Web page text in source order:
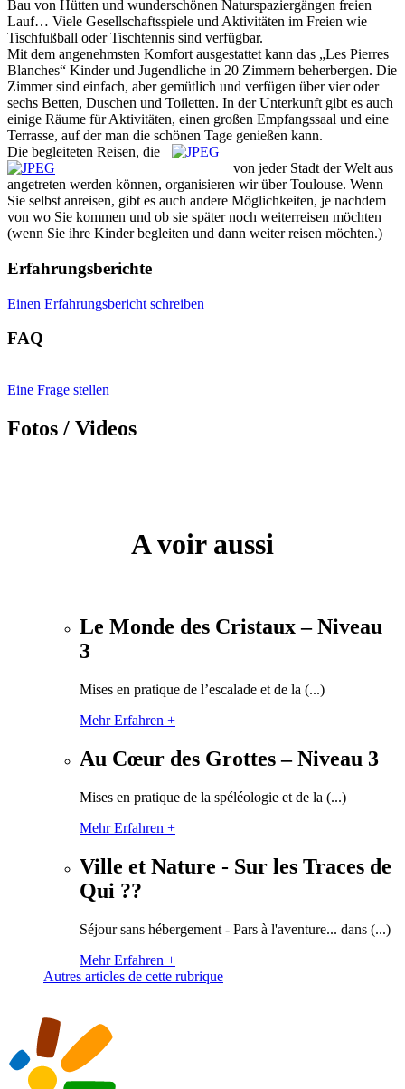
Bau von Hütten und wunderschönen Naturspaziergängen freien
Lauf… Viele Gesellschaftsspiele und Aktivitäten im Freien wie
Tischfußball oder Tischtennis sind verfügbar.
Mit dem angenehmsten Komfort ausgestattet kann das „Les Pierres
Blanches“ Kinder und Jugendliche in 20 Zimmern beherbergen. Die
Zimmer sind einfach, aber gemütlich und verfügen über vier oder
sechs Betten, Duschen und Toiletten. In der Unterkunft gibt es auch
einige Räume für Aktivitäten, einen großen Empfangssaal und eine
Terrasse, auf der man die schönen Tage genießen kann.
Die begleiteten Reisen, die
von jeder Stadt der Welt aus
angetreten werden können, organisieren wir über Toulouse. Wenn
Sie selbst anreisen, gibt es auch andere Möglichkeiten, je nachdem
von wo Sie kommen und ob sie später noch weiterreisen möchten
(wenn Sie ihre Kinder begleiten und dann weiter reisen möchten.)
Erfahrungsberichte
Einen Erfahrungsbericht schreiben
FAQ
Eine Frage stellen
Fotos / Videos
A voir aussi
Le Monde des Cristaux – Niveau
3
Mises en pratique de l’escalade et de la (...)
Mehr Erfahren +
Au Cœur des Grottes – Niveau 3
Mises en pratique de la spéléologie et de la (...)
Mehr Erfahren +
Ville et Nature - Sur les Traces de
Qui ??
Séjour sans hébergement - Pars à l'aventure... dans (...)
Mehr Erfahren +
Autres articles de cette rubrique